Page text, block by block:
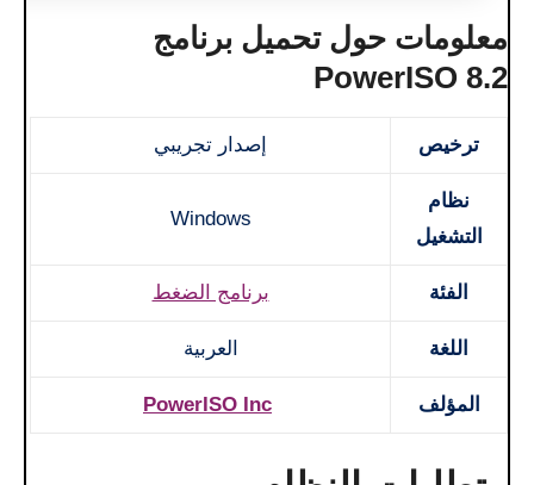
معلومات حول تحميل برنامج
PowerISO 8.2
ترخيص إصدار تجريبي
نظام
التشغيل
Windows
الفئة برنامج الضغط
اللغة العربية
المؤلف PowerISO Inc